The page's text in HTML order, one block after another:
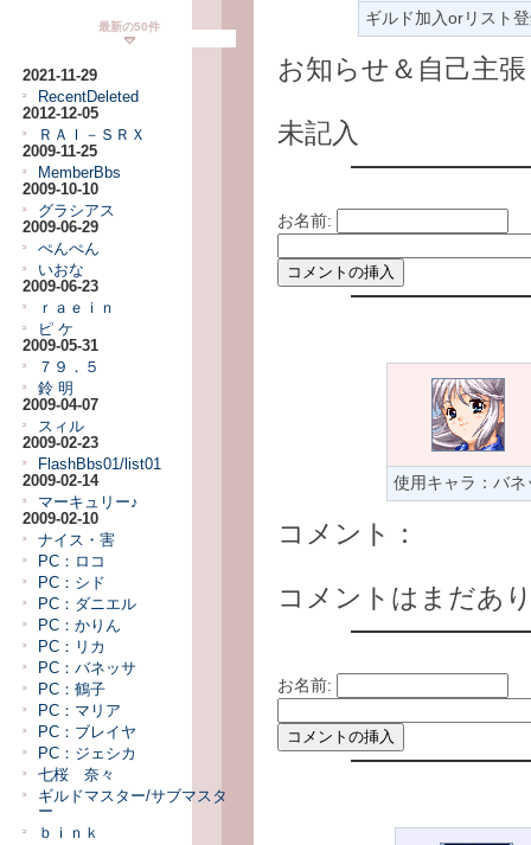
最新の50件
2021-11-29
RecentDeleted
2012-12-05
ＲＡＩ－ＳＲＸ
2009-11-25
MemberBbs
2009-10-10
グラシアス
2009-06-29
ぺんぺん
いおな
2009-06-23
ｒａｅｉｎ
ピ ケ
2009-05-31
７９．５
鈴 明
2009-04-07
スィル
2009-02-23
FlashBbs01/list01
2009-02-14
マーキュリー♪
2009-02-10
ナイス・害
PC：ロコ
PC：シド
PC：ダニエル
PC：かりん
PC：リカ
PC：バネッサ
PC：鶴子
PC：マリア
PC：ブレイヤ
PC：ジェシカ
七桜 奈々
ギルドマスター/サブマスタ
ー
ｂｉｎｋ
ギルド加入orリスト
お知らせ＆自己主
未記入
お名前:
使用キャラ：バネ
コメント：
コメントはまだあ
お名前: